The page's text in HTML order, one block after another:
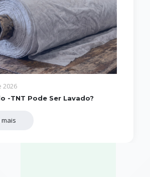
2026
-TNT Pode Ser Lavado?
mais